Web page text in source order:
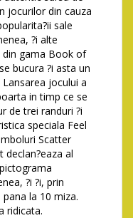
jocurilor din cauza
sale
?i alte
din gama Book of
bucura ?i asta un
jocului a
in timp ce se
de trei randuri ?i
speciala Feel
Scatter
al
?i ?i, prin
la 10 miza.
ridicata.